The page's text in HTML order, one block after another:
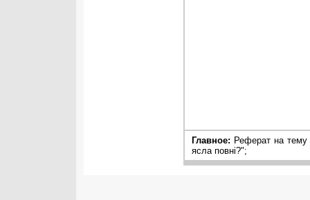
Главное: Реферат на тему
ясла повні?";